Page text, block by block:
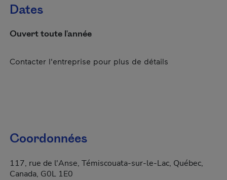
Dates
Ouvert toute l'année
Contacter l'entreprise pour plus de détails
Coordonnées
117, rue de l'Anse, Témiscouata-sur-le-Lac, Québec,
Canada, G0L 1E0